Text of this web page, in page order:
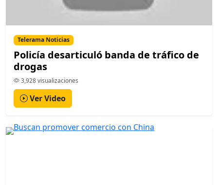
Telerama Noticias
Policía desarticuló banda de tráfico de
drogas
3,928 visualizaciones
Ver Video